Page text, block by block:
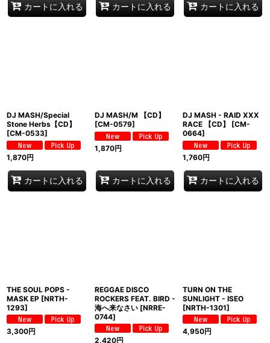
カートに入れる カートに入れる カートに入れる
DJ MASH/Special
Stone Herbs【CD】
[CM-0533]
1,870円
カートに入れる
DJ MASH/M 【CD】
[CM-0579]
1,870円
カートに入れる
DJ MASH - RAID XXX
RACE 【CD】
[CM-
0664]
1,760円
カートに入れる
THE SOUL POPS -
MASK EP [NRTH-
1293]
3,300円
REGGAE DISCO
ROCKERS FEAT. BIRD -
海へ来なさい [NRRE-
0744]
2,420円
TURN ON THE
SUNLIGHT - ISEO
[NRTH-1301]
4,950円